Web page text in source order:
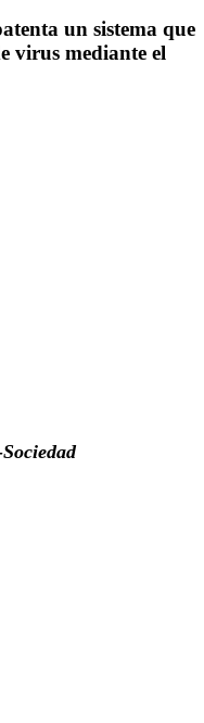
un sistema que
virus mediante el